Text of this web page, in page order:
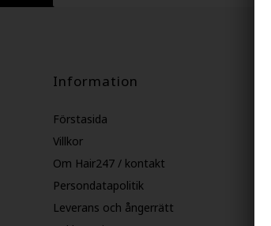
Information
Förstasida
Villkor
Om Hair247 / kontakt
Persondatapolitik
Leverans och ångerrätt